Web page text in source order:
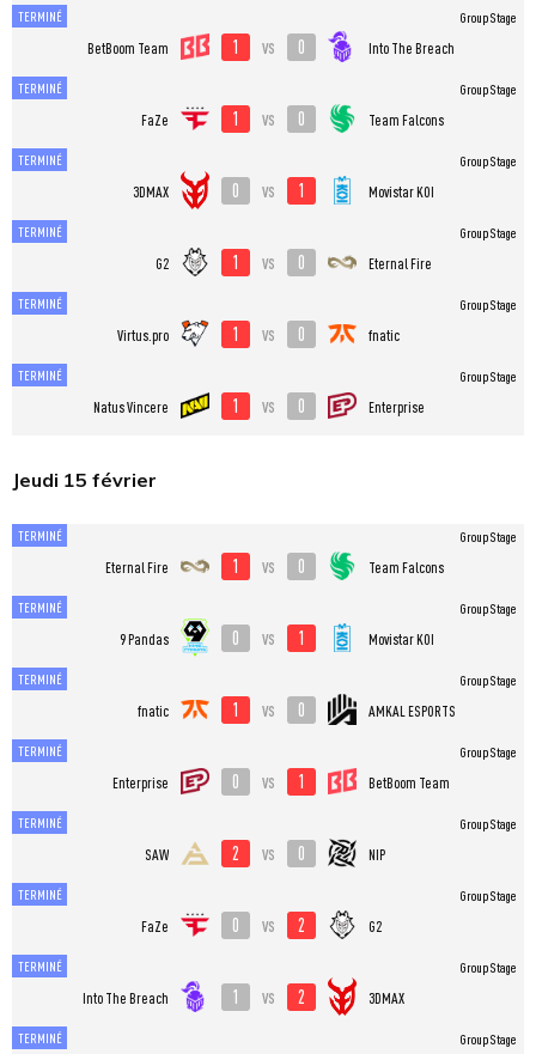
TERMINÉ
BetBoom Team 1 vs 0 Into The Breach
Group Stage
TERMINÉ
FaZe 1 vs 0 Team Falcons
Group Stage
TERMINÉ
3DMAX 0 vs 1 Movistar KOI
Group Stage
TERMINÉ
G2 1 vs 0 Eternal Fire
Group Stage
TERMINÉ
Virtus.pro 1 vs 0 fnatic
Group Stage
TERMINÉ
Natus Vincere 1 vs 0 Enterprise
Group Stage
Jeudi 15 février
TERMINÉ
Eternal Fire 1 vs 0 Team Falcons
Group Stage
TERMINÉ
9 Pandas 0 vs 1 Movistar KOI
Group Stage
TERMINÉ
fnatic 1 vs 0 AMKAL ESPORTS
Group Stage
TERMINÉ
Enterprise 0 vs 1 BetBoom Team
Group Stage
TERMINÉ
SAW 2 vs 0 NIP
Group Stage
TERMINÉ
FaZe 0 vs 2 G2
Group Stage
TERMINÉ
Into The Breach 1 vs 2 3DMAX
Group Stage
TERMINÉ Group Stage